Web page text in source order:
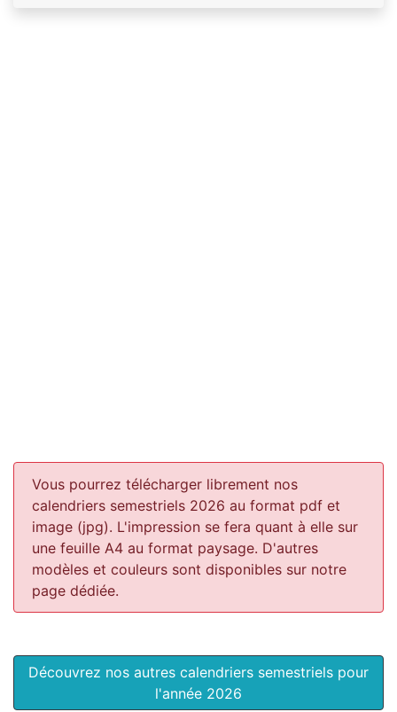
Vous pourrez télécharger librement nos
calendriers semestriels 2026 au format pdf et
image (jpg). L'impression se fera quant à elle sur
une feuille A4 au format paysage. D'autres
modèles et couleurs sont disponibles sur notre
page dédiée.
Découvrez nos autres calendriers semestriels pour
l'année 2026